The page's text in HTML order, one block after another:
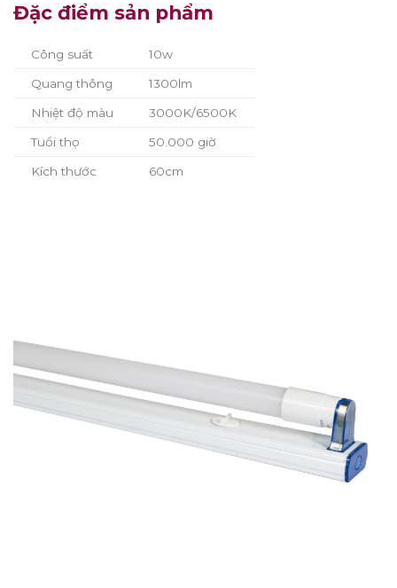
Đặc điểm sản phẩm
Công suất 10w
Quang thông 1300lm
Nhiệt độ màu 3000K/6500K
Tuổi thọ 50.000 giờ
Kích thước 60cm